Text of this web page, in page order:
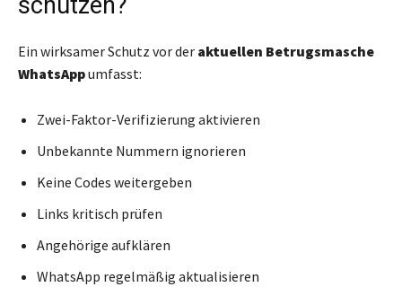
schützen?
Ein wirksamer Schutz vor der aktuellen Betrugsmasche
WhatsAppumfasst:
Zwei-Faktor-Verifizierung aktivieren
Unbekannte Nummern ignorieren
Keine Codes weitergeben
Links kritisch prüfen
Angehörige aufklären
WhatsApp regelmäßig aktualisieren